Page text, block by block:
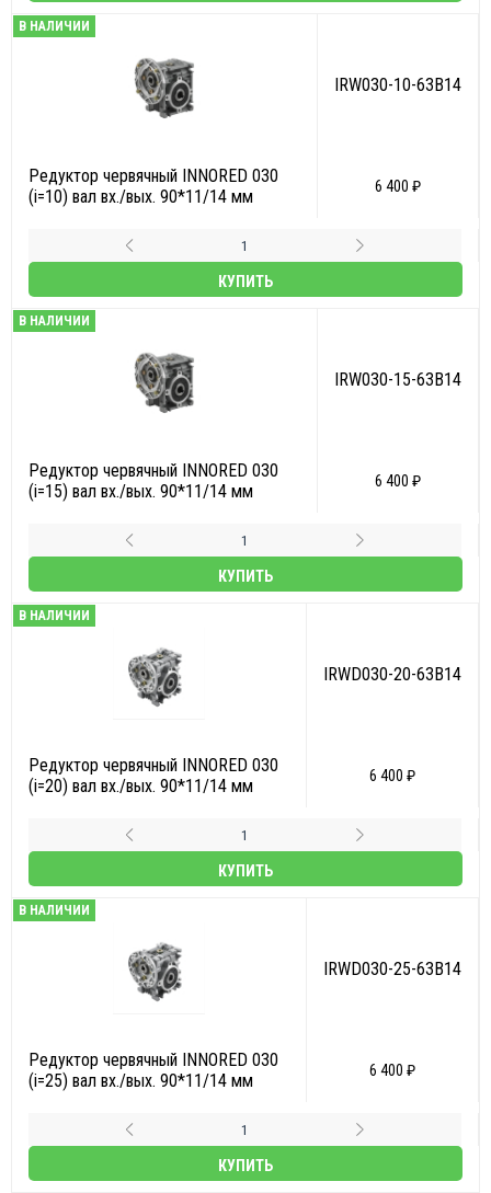
В НАЛИЧИИ
IRW030-10-63B14
Редуктор червячный INNORED 030
(i=10) вал вх./вых. 90*11/14 мм
6 400 ₽
КУПИТЬ
В НАЛИЧИИ
IRW030-15-63B14
Редуктор червячный INNORED 030
(i=15) вал вх./вых. 90*11/14 мм
6 400 ₽
КУПИТЬ
В НАЛИЧИИ
IRWD030-20-63B14
Редуктор червячный INNORED 030
(i=20) вал вх./вых. 90*11/14 мм
6 400 ₽
КУПИТЬ
В НАЛИЧИИ
IRWD030-25-63B14
Редуктор червячный INNORED 030
(i=25) вал вх./вых. 90*11/14 мм
6 400 ₽
КУПИТЬ